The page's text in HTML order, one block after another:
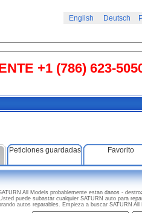
English Deutsch
+1 (786) 623-
Peticiones guardadas Favorito
All Models probablemente estan danos -
puede subastar cualquier SATURN auto para
autos reparables. Empieza a buscar SATURN All